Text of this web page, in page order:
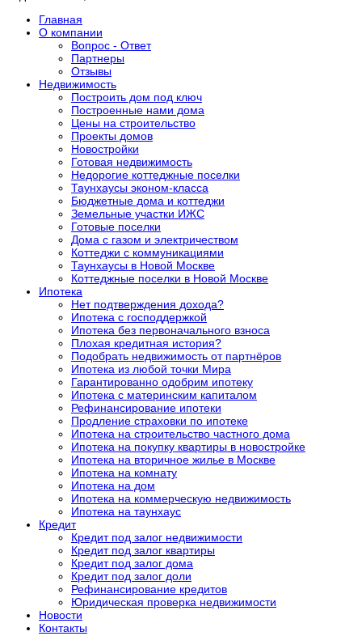
Главная
О компании
Вопрос - Ответ
Партнеры
Отзывы
Недвижимость
Построить дом под ключ
Построенные нами дома
Цены на строительство
Проекты домов
Новостройки
Готовая недвижимость
Недорогие коттеджные поселки
Таунхаусы эконом-класса
Бюджетные дома и коттеджи
Земельные участки ИЖС
Готовые поселки
Дома с газом и электричеством
Коттеджи с коммуникациями
Таунхаусы в Новой Москве
Коттеджные поселки в Новой Москве
Ипотека
Нет подтверждения дохода?
Ипотека с господдержкой
Ипотека без первоначального взноса
Плохая кредитная история?
Подобрать недвижимость от партнёров
Ипотека из любой точки Мира
Гарантированно одобрим ипотеку
Ипотека с материнским капиталом
Рефинансирование ипотеки
Продление страховки по ипотеке
Ипотека на строительство частного дома
Ипотека на покупку квартиры в новостройке
Ипотека на вторичное жилье в Москве
Ипотека на комнату
Ипотека на дом
Ипотека на коммерческую недвижимость
Ипотека на таунхаус
Кредит
Кредит под залог недвижимости
Кредит под залог квартиры
Кредит под залог дома
Кредит под залог доли
Рефинансирование кредитов
Юридическая проверка недвижимости
Новости
Контакты